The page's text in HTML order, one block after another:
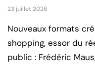
23 juillet 2026
Nouveaux formats
shopping, essor du
public : Frédéric